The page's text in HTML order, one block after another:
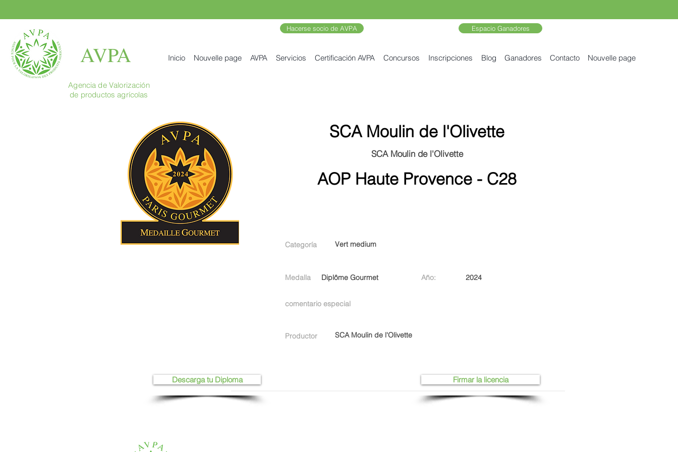
AVPA
Hacerse socio de AVPA Espacio Ganadores
Inicio Nouvelle page AVPA Servicios Certificación AVPA Concursos Inscripciones Blog Ganadores Contacto Nouvelle page
Agencia de Valorización
de productos agrícolas
SCA Moulin de l'Olivette
SCA Moulin de l'Olivette
AOP Haute Provence - C28
Categoría Vert medium
Medalla Diplôme Gourmet Año: 2024
comentario especial
Productor SCA Moulin de l'Olivette
Firmar la licencia
Descarga tu Diploma